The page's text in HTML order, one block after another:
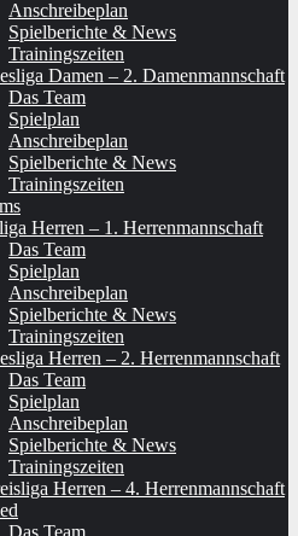
Anschreibeplan
Spielberichte & News
Trainingszeiten
Damen – 2. Damenmannschaft
Das Team
Spielplan
Anschreibeplan
Spielberichte & News
Trainingszeiten
Herren – 1. Herrenmannschaft
Das Team
Spielplan
Anschreibeplan
Spielberichte & News
Trainingszeiten
Herren – 2. Herrenmannschaft
Das Team
Spielplan
Anschreibeplan
Spielberichte & News
Trainingszeiten
Herren – 4. Herrenmannschaft
Das Team